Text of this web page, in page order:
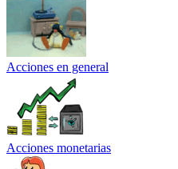
Acciones en general
Acciones monetarias